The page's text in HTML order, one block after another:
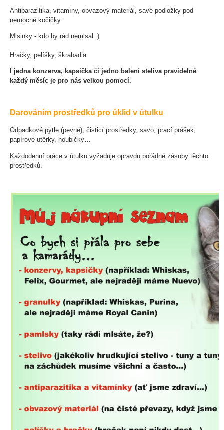
Antiparazitika, vitamíny, obvazový materiál, savé podložky pod
nemocné kočičky
Mlsinky - kdo by rád nemlsal :)
Hračky, pelíšky, škrabadla
I jedna konzerva, kapsička či jedno balení steliva pravidelně
každý měsíc je pro nás velkou pomocí.
Darováním prostředků pro úklid v útulku
Odpadkové pytle (pevné), čisticí prostředky, savo, prací prášek,
papírové utěrky, houbičky…
Každodenní práce v útulku vyžaduje opravdu pořádné zásoby těchto
prostředků.